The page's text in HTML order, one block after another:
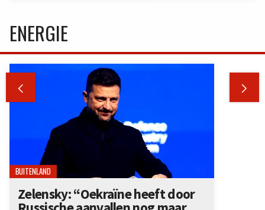
ENERGIE
 
BUITENLAND
Zelensky: “Oekraïne heeft door